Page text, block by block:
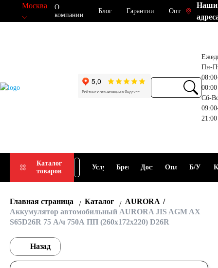
Москва
О
компании
Блог Гарантии Опт
Наши
Пн-
00:00
Сб-
21:00
Каталог
товаров
Подбор
АКБ
Услуги Бренды ДоставкаОплата Б/У
Главная страница Каталог
AURORA
Аккумулятор автомобильный AURORA JIS AGM AX
S65D26R 75 А/ч 750А ПП (260х172х220) D26R
Назад